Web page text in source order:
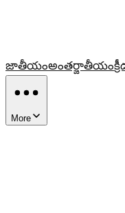
జాతీయంఅంతర్జాతీయం
More